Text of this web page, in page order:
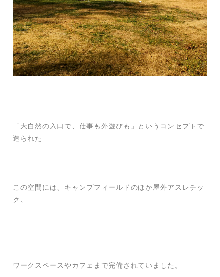
「大自然の入口で、仕事も外遊びも」というコンセプトで
造られた
この空間には、キャンプフィールドのほか屋外アスレチッ
ク、
ワークスペースやカフェまで完備されていました。